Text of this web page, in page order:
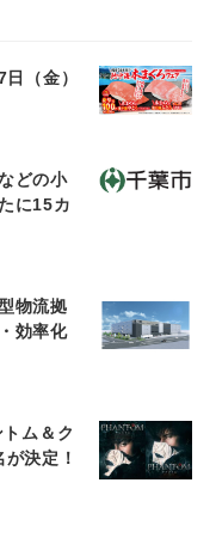
（金）
どの小
に15カ
物流拠
効率化
ム＆ク
決定！